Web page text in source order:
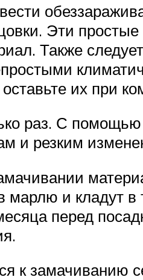
Эти
Также
их при
раз. С
и резким
и кладут
перед
к